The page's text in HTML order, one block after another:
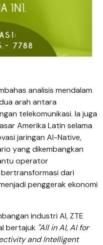
analisis mendalam
arah antara
telekomunikasi. Ia juga
Amerika Latin selama
jaringan AI-Native,
yang dikembangkan
operator
dari
penggerak ekonomi
industri AI, ZTE
bertajuk "All in AI, AI for
and Intelligent